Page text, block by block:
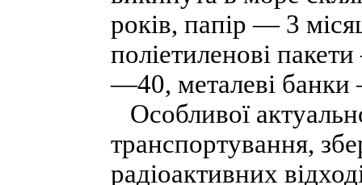
років, папір — 3
поліетиленові
—40, металеві
Особливої
транспортування,
радіоактивних